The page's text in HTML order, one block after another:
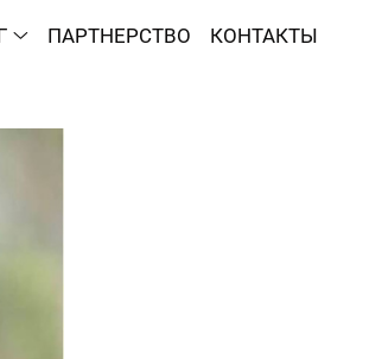
ПАРТНЕРСТВО КОНТАКТЫ